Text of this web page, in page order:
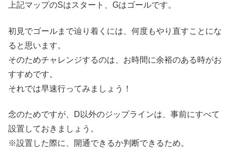
上記マップのSはスタート、Gはゴールです。
初見でゴールまで辿り着くには、何度もやり直すことにな
ると思います。
そのためチャレンジするのは、お時間に余裕のある時がお
すすめです。
それでは早速行ってみましょう！
念のためですが、D以外のジップラインは、事前にすべて
設置しておきましょう。
※設置した際に、開通できるか判断できるため。